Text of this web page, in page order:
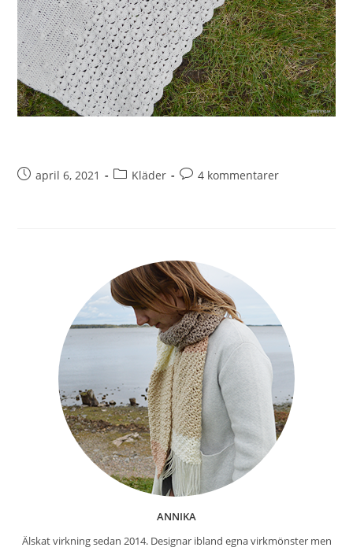
april 6, 2021 Kläder 4 kommentarer
ANNIKA
Älskat virkning sedan 2014. Designar ibland egna virkmönster men